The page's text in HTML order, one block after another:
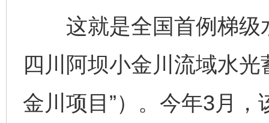
这就是全国首例梯级
四川阿坝小金川流域水
金川项目”）。今年3月，